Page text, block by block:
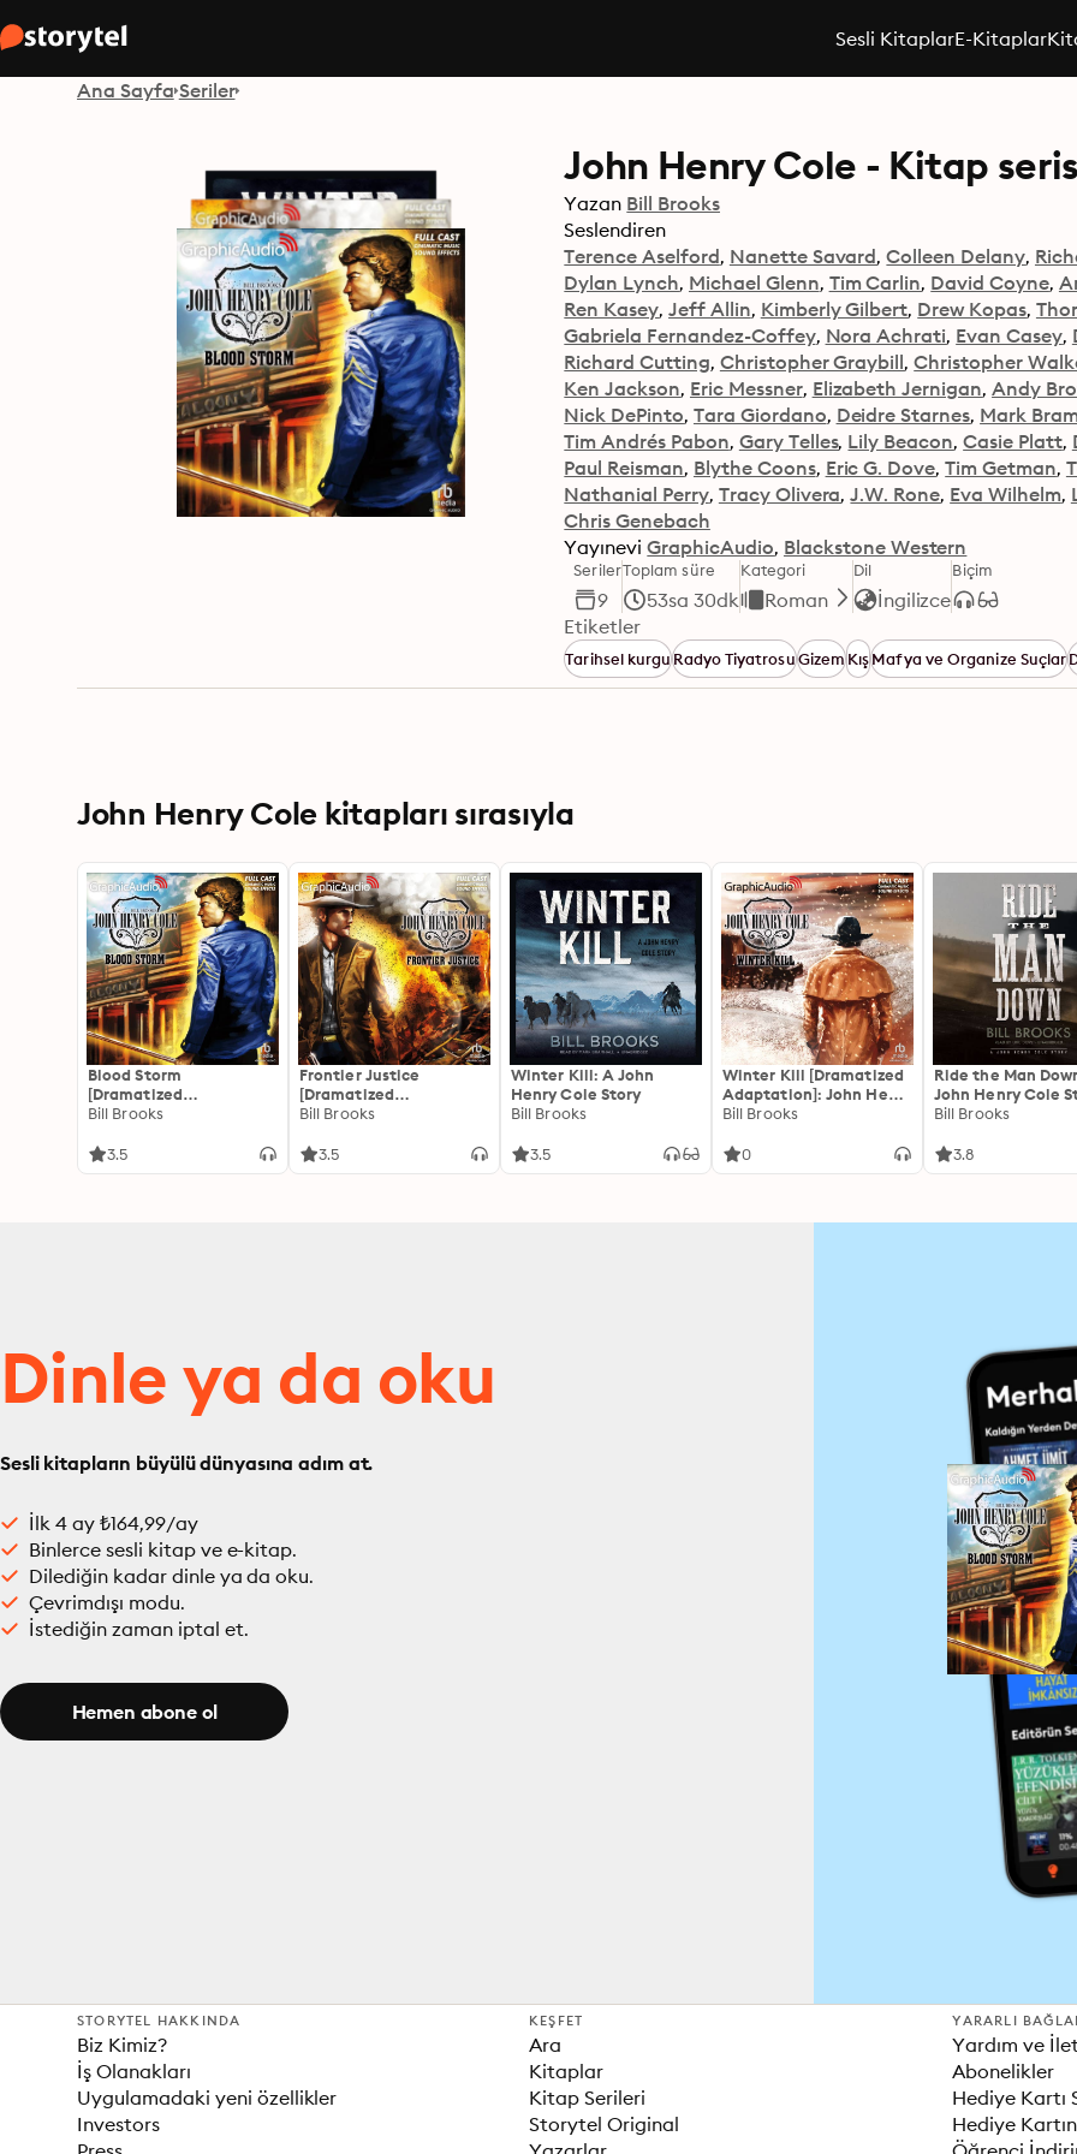
Sesli KitaplarE-Kitaplar
Ana Sayfa Seriler
John Henry Cole - Kitap
Yazan Bill Brooks
Seslendiren
Terence Aselford Nanette Savard Colleen Delany
Dylan Lynch Michael Glenn Tim Carlin David Coyne
Ren Kasey Jeff Allin Kimberly Gilbert Drew Kopas
Gabriela Fernandez-Coffey Nora Achrati Evan Casey
Richard Cutting Christopher Graybill Christopher
Ken Jackson Eric Messner Elizabeth Jernigan Andy
Nick DePinto Tara Giordano Deidre Starnes Mark
Tim Andrés Pabon Gary Telles Lily Beacon Casie Platt
Paul Reisman Blythe Coons Eric G. Dove Tim Getman
Nathanial Perry Tracy Olivera J.W. Rone Eva Wilhelm
Chris Genebach
Yayınevi GraphicAudio Blackstone Western
Seriler
9
Toplam süre
53sa 30dk
Kategori
Roman
Dil
İngilizce
Biçim
Etiketler
Tarihsel kurguRadyo TiyatrosuGizemKışMafya ve Organize Suçlar
John Henry Cole kitapları sırasıyla
Blood Storm
[Dramatized
Adaptation]: John Henry
Bill Brooks
3.5
Frontier Justice
[Dramatized
Adaptation]: John Henry
Bill Brooks
3.5
Winter Kill: A John
Henry Cole Story
Bill Brooks
3.5
Winter Kill [Dramatized
Adaptation]: John Henry
Cole 3
Bill Brooks
0
Ride the Man
John Henry Cole
Bill Brooks
3.8
Dinle ya da oku
Sesli kitapların büyülü dünyasına adım at.
İlk 4 ay ₺164,99/ay
Binlerce sesli kitap ve e-kitap.
Dilediğin kadar dinle ya da oku.
Çevrimdışı modu.
İstediğin zaman iptal et.
Hemen abone ol
STORYTEL HAKKINDA
Biz Kimiz?
İş Olanakları
Uygulamadaki yeni özellikler
Investors
KEŞFET
Ara
Kitaplar
Kitap Serileri
Storytel Original
YARARLI
Yardım ve
Abonelikler
Hediye Kartı
Hediye